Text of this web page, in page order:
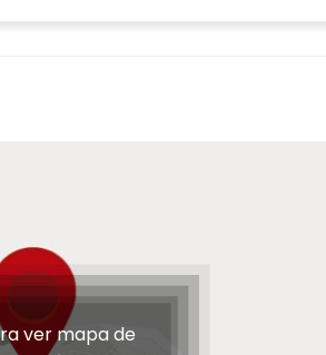
ver mapa de